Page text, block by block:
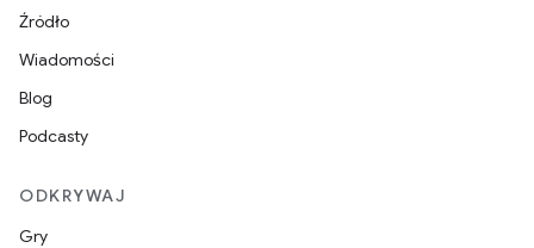
Źródło
Wiadomości
Blog
Podcasty
ODKRYWAJ
Gry